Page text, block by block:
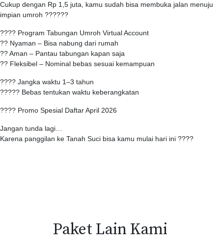
Cukup dengan Rp 1,5 juta, kamu sudah bisa membuka jalan menuju
impian umroh ??????
???? Program Tabungan Umroh Virtual Account
?? Nyaman – Bisa nabung dari rumah
?? Aman – Pantau tabungan kapan saja
?? Fleksibel – Nominal bebas sesuai kemampuan
???? Jangka waktu 1–3 tahun
????? Bebas tentukan waktu keberangkatan
???? Promo Spesial Daftar April 2026
Jangan tunda lagi…
Karena panggilan ke Tanah Suci bisa kamu mulai hari ini ????
Paket Lain Kami